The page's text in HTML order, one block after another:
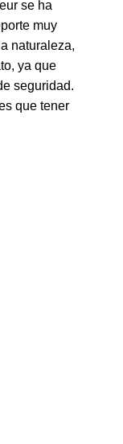
se ha
muy
naturaleza,
ya que
seguridad.
que tener